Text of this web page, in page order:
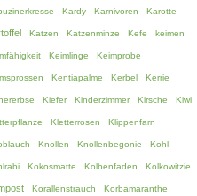
Kardy Karnivoren Karotte
Katzen Katzenminze Kefe keimen
Keimlinge Keimprobe
Kentiapalme Kerbel Kerrie
Kiefer Kinderzimmer Kirsche Kiwi
Kletterrosen Klippenfarn
Knollen Knollenbegonie Kohl
Kokosmatte Kolbenfaden Kolkowitzie
Korallenstrauch Korbamaranthe